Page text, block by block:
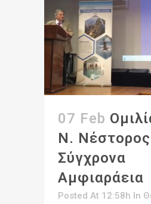
07 Feb
Ν. Νέστορος
Σύγχρονα
Αμφιαράεια
Posted At 12:58h In